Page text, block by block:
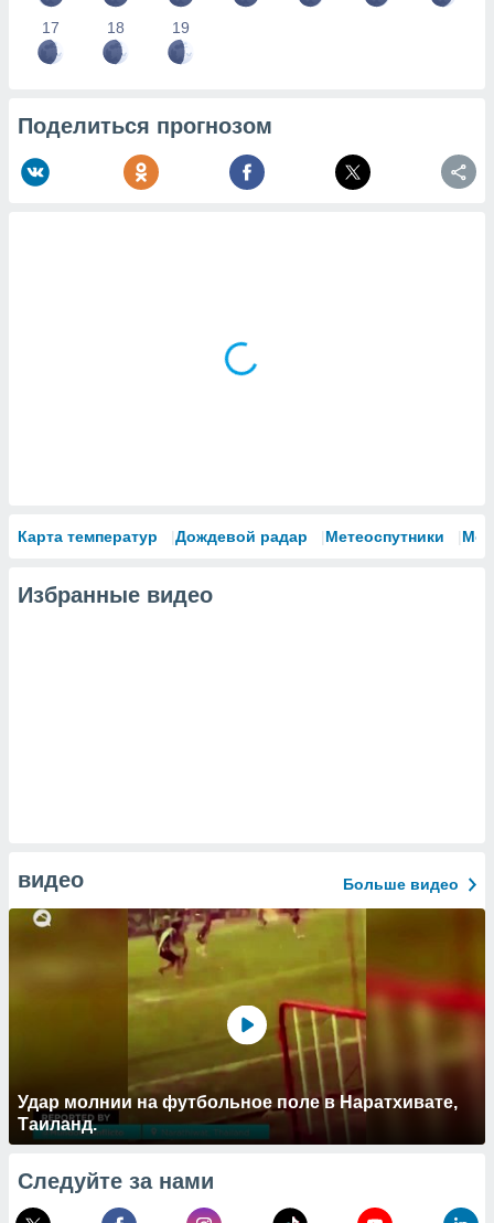
17 18 19
Поделиться прогнозом
Карта температур Дождевой радар Метеоспутники
Избранные видео
видео Больше видео
Удар молнии на футбольное поле в Наратхивате,
Таиланд.
Следуйте за нами